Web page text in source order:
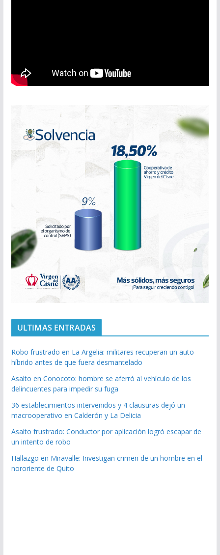
ULTIMAS ENTRADAS
Robo frustrado en La Argelia: militares recuperan un auto
híbrido antes de que fuera desmantelado
Asalto en Conocoto: hombre se aferró al vehículo de los
delincuentes para impedir su fuga
36 establecimientos intervenidos y 4 clausuras dejó un
macrooperativo en Calderón y La Delicia
Asalto frustrado: Conductor por aplicación logró escapar de
un intento de robo
Hallazgo en Miravalle: Investigan crimen de un hombre en el
nororiente de Quito